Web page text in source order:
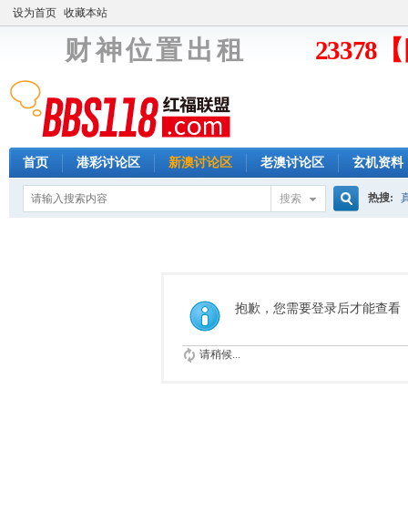
设为首页 收藏本站
财 神 位 置 出 租 23378
首页 港彩讨论区 新澳讨论区 老澳讨论区 玄机资料
搜索
索
热搜:
抱歉，您需要登录后才能查看
请稍候...